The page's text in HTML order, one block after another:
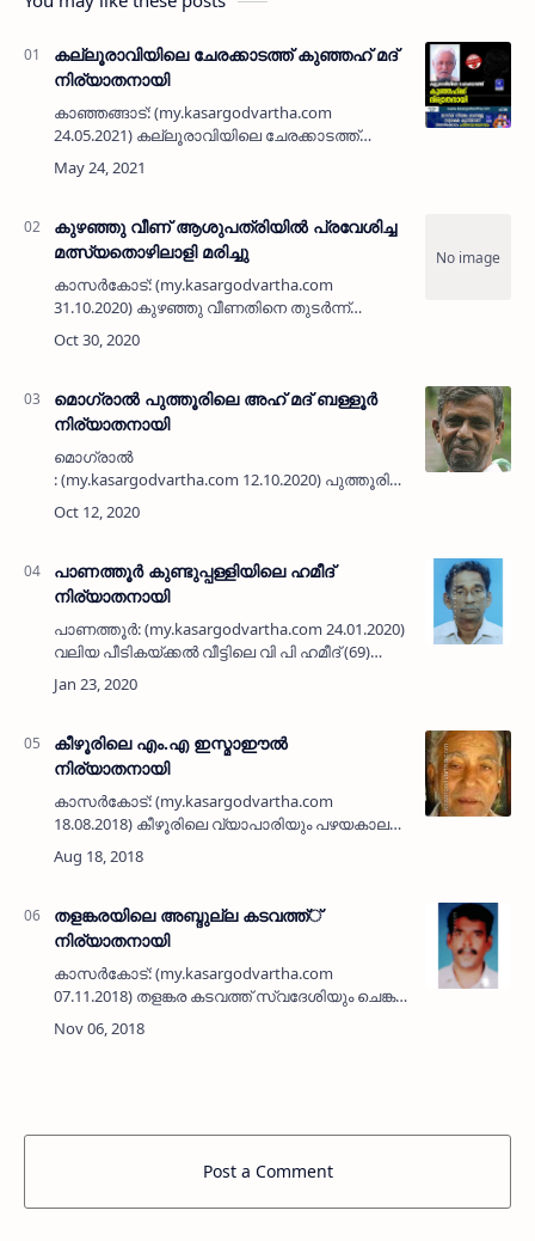
കല്ലൂരാവിയിലെ ചേരക്കാടത്ത് കുഞ്ഞഹ് മദ്
നിര്യാതനായി
കാഞ്ഞങ്ങാട്: (my.kasargodvartha.com
24.05.2021) കല്ലൂരാവിയിലെ ചേരക്കാടത്ത്
കുഞ്ഞഹ് മദ് (71) നിര്യാതനായി. അസുഖത്തെ
തുടർന്ന് ചികിത്സയിലായിരുന്നു. ദീർഘകാലം
കുഴഞ്ഞു വീണ് ആശുപത്രിയില്‍ പ്രവേശിച്ച
മത്സ്യതൊഴിലാളി മരിച്ചു
കാസര്‍കോട്: (my.kasargodvartha.com
31.10.2020) കുഴഞ്ഞു വീണതിനെ തുടര്‍ന്ന്
സ്വകാര്യ ആശുപത്രിയില്‍ പ്രവേശിച്ച
മത്സ്യതൊഴിലാളി മരിച്ചു.കീഴൂര്‍ കടപ്പുറത്തെ
മൊഗ്രാല്‍ പുത്തൂരിലെ അഹ് മദ് ബള്ളൂര്‍
നിര്യാതനായി
മൊഗ്രാല്‍
: (my.kasargodvartha.com 12.10.2020) പുത്തൂരിലെ
അഹ് മദ് ബള്ളൂര്‍ എന്ന ആമുഞ്ഞി (58)
നിര്യാതനായി. രണ്ടാം വാര്‍ഡ് മുസ്ലിം ലീഗ്
പാണത്തൂര്‍ കുണ്ടുപ്പള്ളിയിലെ ഹമീദ്
നിര്യാതനായി
പാണത്തൂര്‍: (my.kasargodvartha.com 24.01.2020) കുണ്ടുപ്പള്ളി
വലിയ പീടികയ്ക്കല്‍ വീട്ടിലെ വി പി ഹമീദ് (69)
നിര്യാതനായി. ഭാര്യ: മറിയം ഏരത്ത്. മക്കള്‍:
സൗബാനത്ത്, (കെ…
കീഴൂരിലെ എം.എ ഇസ്മാഈല്‍
നിര്യാതനായി
കാസര്‍കോട്: (my.kasargodvartha.com
18.08.2018) കീഴൂരിലെ വ്യാപാരിയും പഴയകാല
മുസ്ലിം ലീഗ് പ്രവര്‍ത്തകനുമായ എം.എ
ഇസ്മായില്‍ (76) നിര്യാതനായി. ഭാര്യ:
തളങ്കരയിലെ അബ്ദുല്ല കടവത്ത്്
നിര്യാതനായി
കാസര്‍കോട്: (my.kasargodvartha.com
07.11.2018) തളങ്കര കടവത്ത് സ്വദേശിയും ചെങ്കള
നാലാംമൈല്‍ താമസക്കാരനുമായ അബ്ദുല്ല (63)
നിര്യാതനായി. സുലൈമാന്‍-ഖദീജ
Post a Comment